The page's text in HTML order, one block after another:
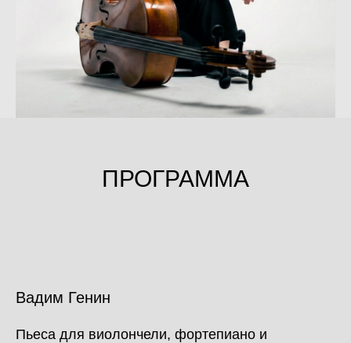
ПРОГРАММА
Вадим Генин
Пьеса для виолончели, фортепиано и